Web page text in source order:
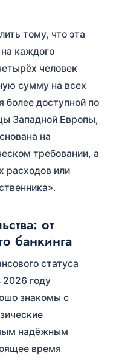
тому, что эта
каждого
человек
сумму на всех
более доступной по
Западной Европы,
на
требовании, а
расходов или
от
банкинга
статуса
2026 году
знакомы с
надёжным
время